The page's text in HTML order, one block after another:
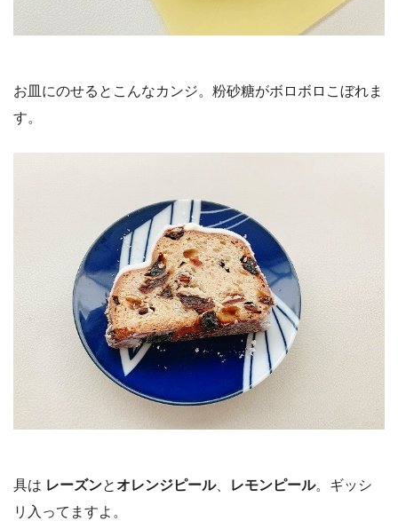
お皿にのせるとこんなカンジ。粉砂糖がボロボロこぼれま
す。
具は レーズンと オレンジピール、 レモンピール。ギッシ
リ入ってますよ。